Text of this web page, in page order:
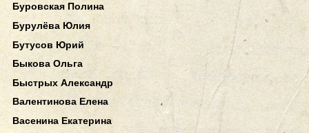
Буровская Полина
Бурулёва Юлия
Бутусов Юрий
Быкова Ольга
Быстрых Александр
Валентинова Елена
Васенина Екатерина